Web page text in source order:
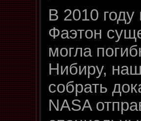
В 2010 году
Фаэтон
могла
Нибиру,
собрать
NASA